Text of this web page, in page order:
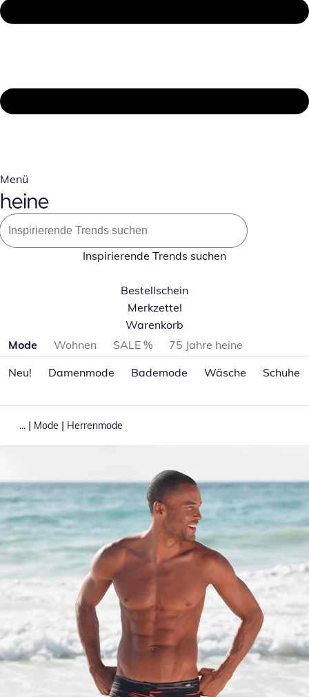
Menü
Inspirierende Trends suchen
Bestellschein
Merkzettel
Warenkorb
Produktkategorien überspringen
Mode Wohnen SALE %
75 Jahre heine
Neu!
Damenmode Bademode Wäsche Schuhe
... | Mode | Herrenmode